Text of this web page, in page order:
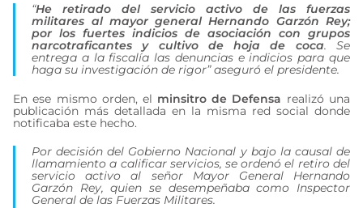
“He retirado del servicio activo de las fuerzas
militares al mayor general Hernando Garzón Rey;
por los fuertes indicios de asociación con grupos
narcotraficantes y cultivo de hoja de coca. Se
entrega a la fiscalía las denuncias e indicios para que
haga su investigación de rigor” aseguró el presidente.
En ese mismo orden, el minsitro de Defensa realizó una
publicación más detallada en la misma red social donde
notificaba este hecho.
Por decisión del Gobierno Nacional y bajo la causal de
llamamiento a calificar servicios, se ordenó el retiro del
servicio activo al señor Mayor General Hernando
Garzón Rey, quien se desempeñaba como Inspector
General de las Fuerzas Militares.